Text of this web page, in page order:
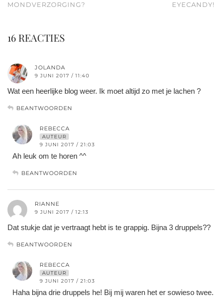
MONDVERZORGING?
EYECANDY!
16 REACTIES
JOLANDA
9 JUNI 2017 / 11:40
Wat een heerlijke blog weer. Ik moet altijd zo met je lachen ?
BEANTWOORDEN
REBECCA
AUTEUR
9 JUNI 2017 / 21:03
Ah leuk om te horen ^^
BEANTWOORDEN
RIANNE
9 JUNI 2017 / 12:13
Dat stukje dat je vertraagt hebt is te grappig. Bijna 3 druppels??
BEANTWOORDEN
REBECCA
AUTEUR
9 JUNI 2017 / 21:03
Haha bijna drie druppels he! Bij mij waren het er sowieso twee.